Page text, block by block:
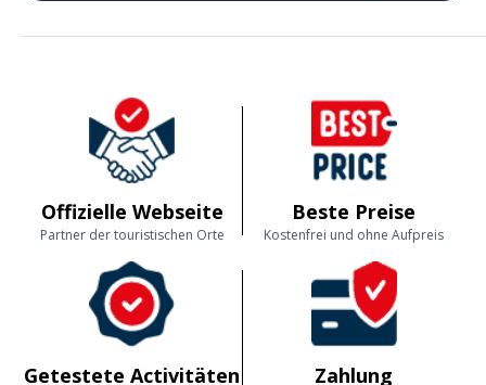
Offizielle Webseite
Partner der touristischen Orte
Beste Preise
Kostenfrei und ohne Aufpreis
Getestete Activitäten Zahlung